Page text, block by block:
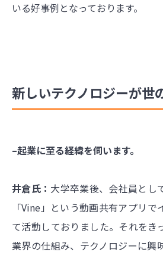
いる好事例となっております。
新しいテクノロジーが世
–起業に至る経緯を伺います。
井倉氏： 大学卒業後、会社員とし
「Vine」という動画共有アプリ
て活動しておりました。それをき
業界の仕組み、テクノロジーに興